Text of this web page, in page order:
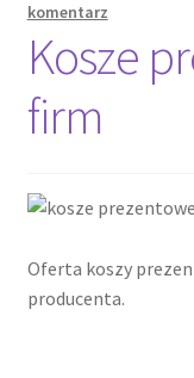
Cennik koszy EKO
Cennik koszy
Checkout
komentarz
Kosze
firm
Oferta koszy
producenta.